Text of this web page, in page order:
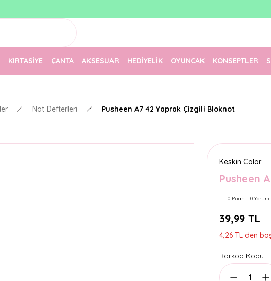
1500 TL Üzeri Ücretsiz Kargo
KIRTASİYE ÇANTA AKSESUAR HEDİYELİK OYUNCAK KONSEPTLER
Not Defterleri Pusheen A7 42 Yaprak Çizgili Bloknot
Keskin Color
Pusheen
0 Puan - 0 Yorum
39,99 TL
4,26 TL den
Barkod Kodu